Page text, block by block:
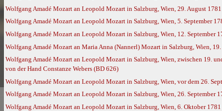
Wolfgang Amadé Mozart an Leopold Mozart in Salzburg, Wien, 29. August
Wolfgang Amadé Mozart an Leopold Mozart in Salzburg, Wien, 5. September
Wolfgang Amadé Mozart an Leopold Mozart in Salzburg, Wien, 12. September
Wolfgang Amadé Mozart an Maria Anna (Nannerl) Mozart in Salzburg, Wien,
Wolfgang Amadé Mozart an Leopold Mozart in Salzburg, Wien, zwischen 19.
von der Hand Constanze Webers (BD 626)
Wolfgang Amadé Mozart an Leopold Mozart in Salzburg, Wien, vor dem 26.
Wolfgang Amadé Mozart an Leopold Mozart in Salzburg, Wien, 26. September
Wolfgang Amadé Mozart an Leopold Mozart in Salzburg, Wien, 6. Oktober